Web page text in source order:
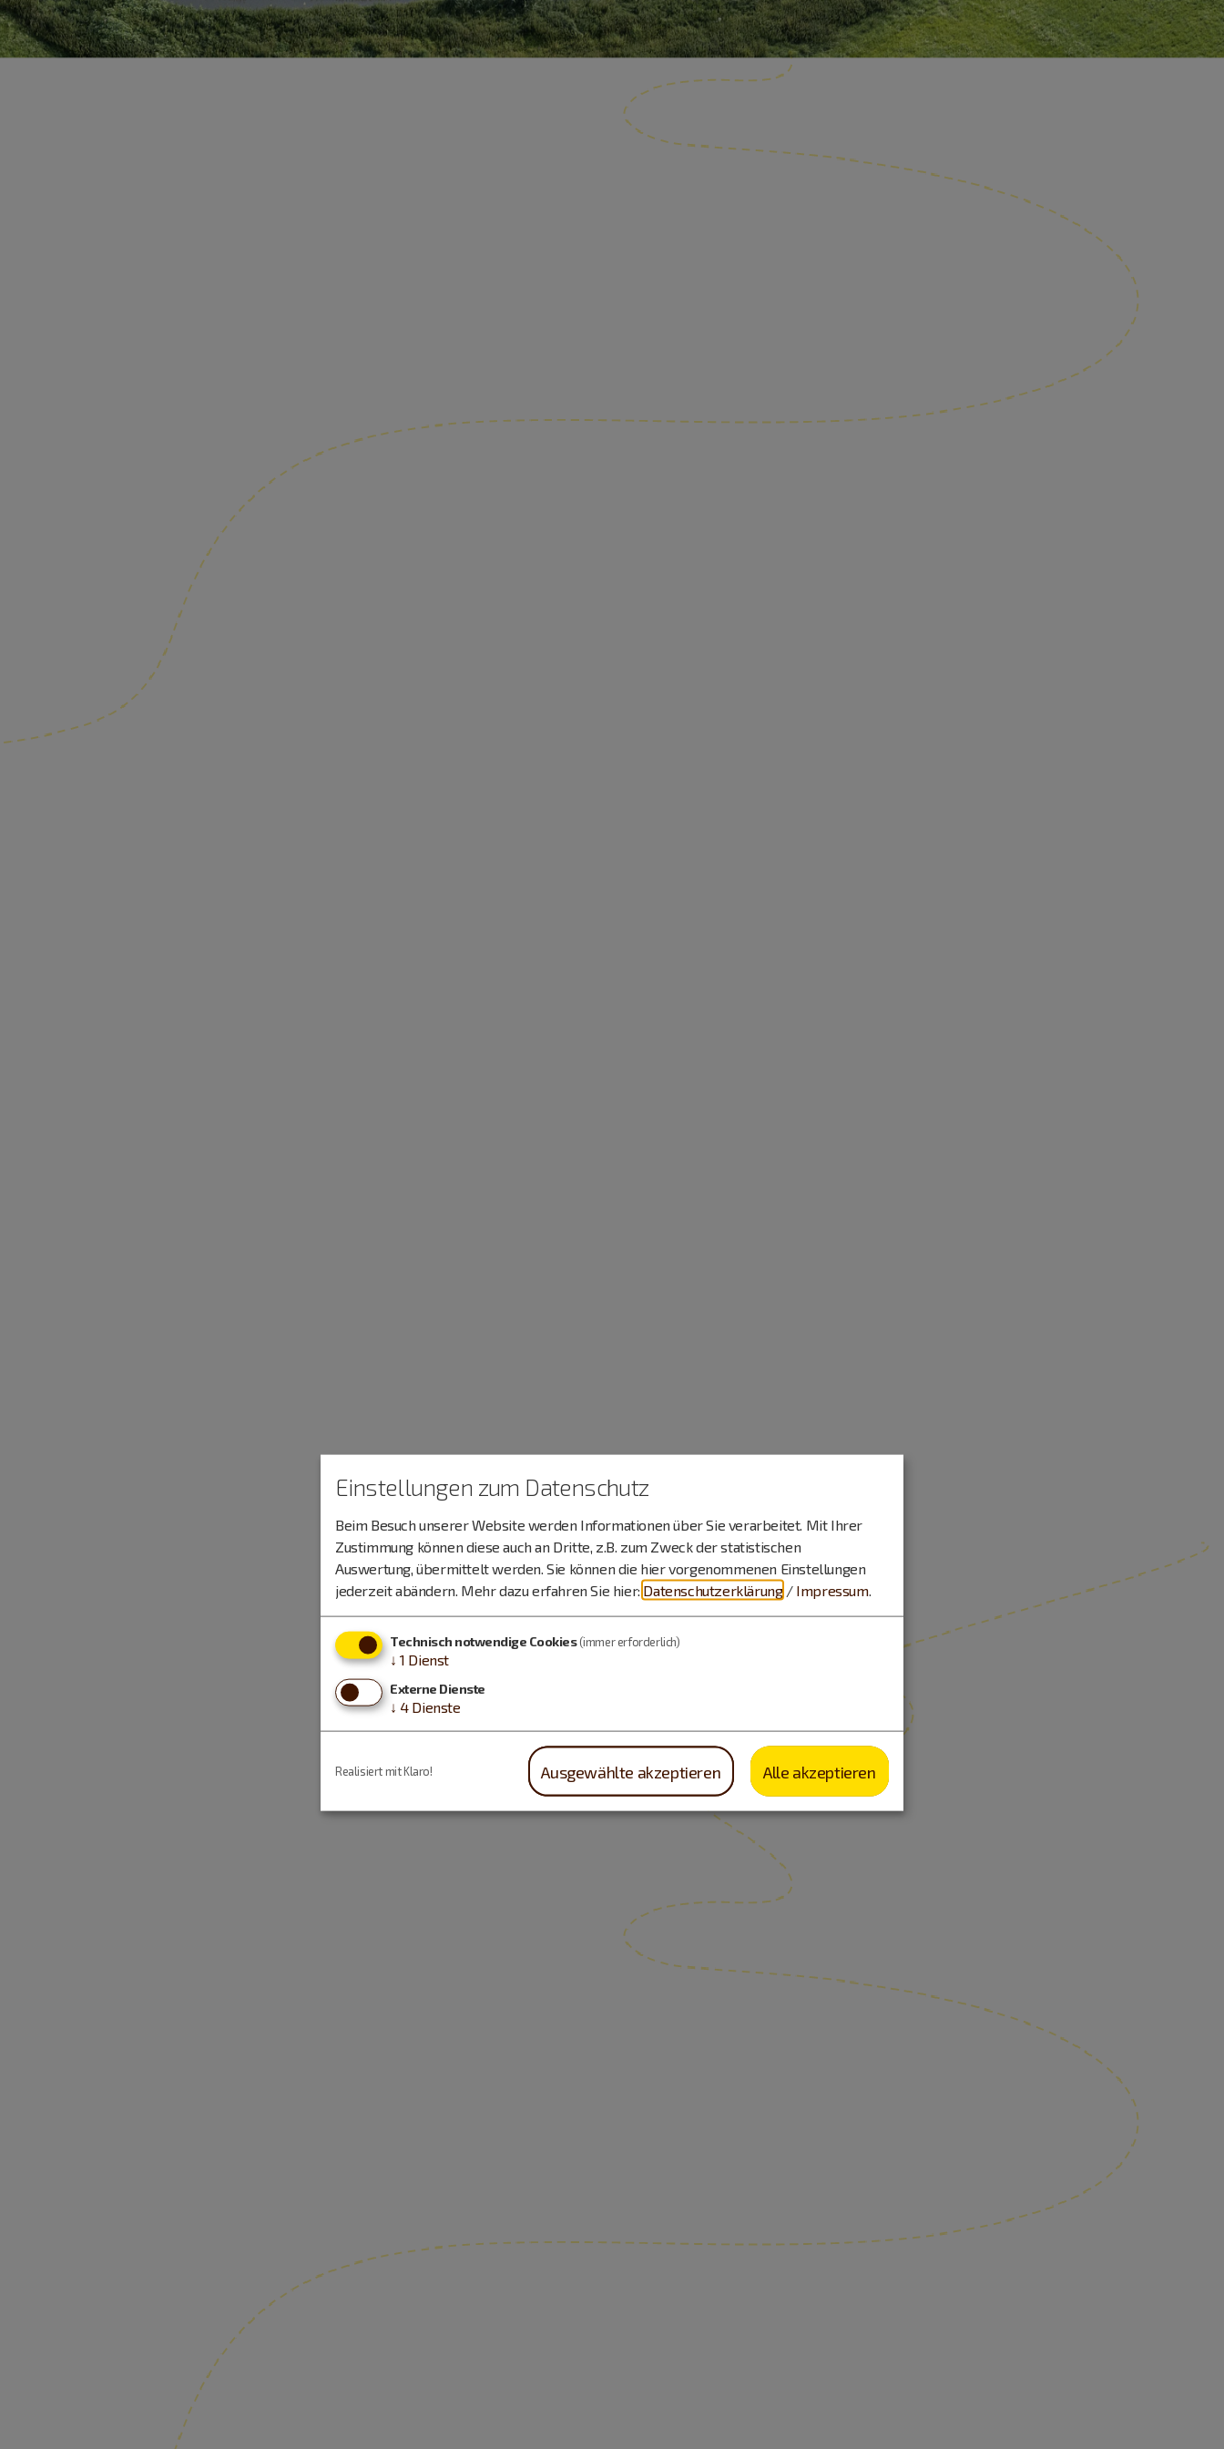
Einstellungen zum Datenschutz
Beim Besuch unserer Website werden Informationen über Sie verarbeitet. Mit Ihrer
Zustimmung können diese auch an Dritte, z.B. zum Zweck der statistischen
Auswertung, übermittelt werden. Sie können die hier vorgenommenen Einstellungen
jederzeit abändern. Mehr dazu erfahren Sie hier: Datenschutzerklärung / Impressum.
Technisch notwendige Cookies(immer erforderlich)
↓ 1 Dienst
Externe Dienste
↓ 4 Dienste
Ausgewählte akzeptieren Alle akzeptieren
Realisiert mit Klaro!